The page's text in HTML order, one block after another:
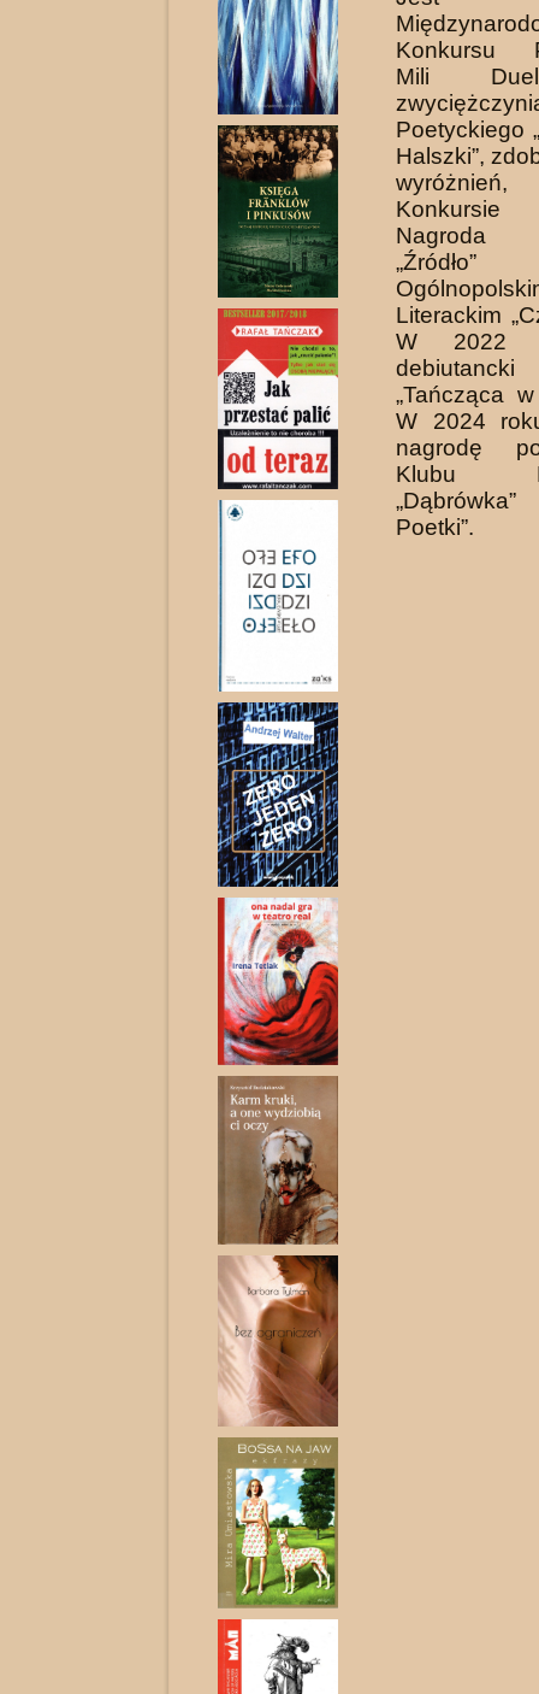
Konkursu
Mili
Poetyckiego
Halszki”,
Konkursie
Nagroda
Lite­rackim
W 2022
„Tańcząca
W 2024
nagrodę
Klubu
Poetki”.